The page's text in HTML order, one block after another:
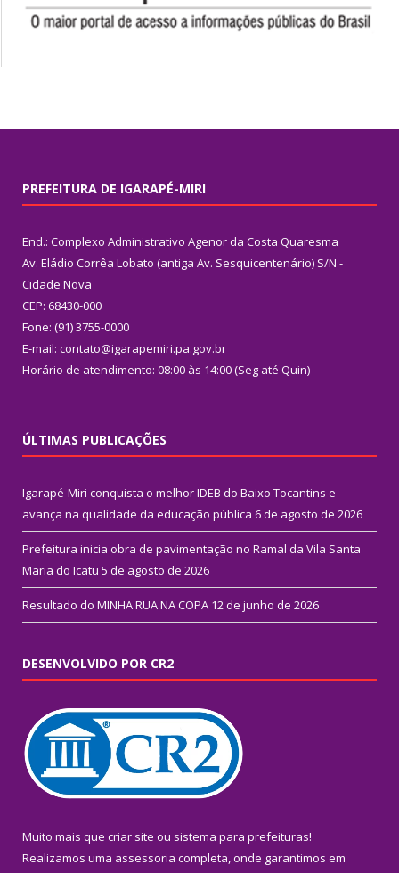
PREFEITURA DE IGARAPÉ-MIRI
End.: Complexo Administrativo Agenor da Costa Quaresma
Av. Eládio Corrêa Lobato (antiga Av. Sesquicentenário) S/N -
Cidade Nova
CEP: 68430-000
Fone: (91) 3755-0000
E-mail: contato@igarapemiri.pa.gov.br
Horário de atendimento: 08:00 às 14:00 (Seg até Quin)
ÚLTIMAS PUBLICAÇÕES
Igarapé-Miri conquista o melhor IDEB do Baixo Tocantins e
avança na qualidade da educação pública 6 de agosto de 2026
Prefeitura inicia obra de pavimentação no Ramal da Vila Santa
Maria do Icatu 5 de agosto de 2026
Resultado do MINHA RUA NA COPA 12 de junho de 2026
DESENVOLVIDO POR CR2
Muito mais que criar site ou sistema para prefeituras!
Realizamos uma assessoria completa, onde garantimos em